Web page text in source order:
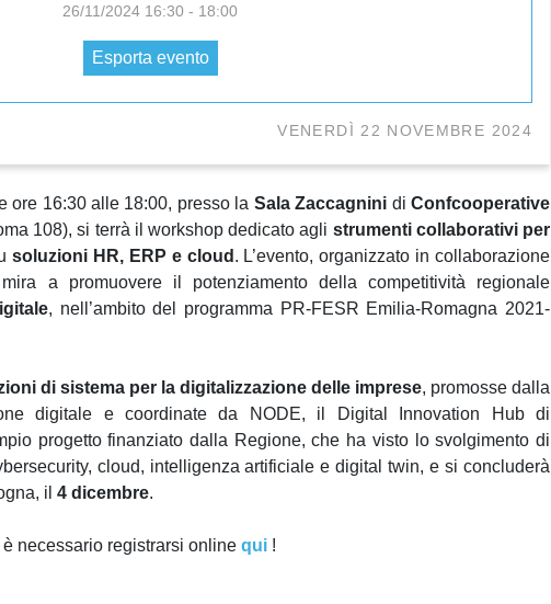
26/11/2024 16:30 - 18:00
Esporta evento
VENERDÌ 22 NOVEMBRE 2024
ore 16:30 alle 18:00, presso la Sala Zaccagnini diConfcooperative
108), si terrà il workshop dedicato agli strumenti collaborativi per
soluzioni HR, ERP e cloud . L’evento, organizzato in collaborazione
a promuovere il potenziamento della competitività regionale
, nell’ambito del programma PR-FESR Emilia-Romagna 2021-
di sistema per la digitalizzazione delle imprese, promosse dalla
digitale e coordinate da NODE, il Digital Innovation Hub di
progetto finanziato dalla Regione, che ha visto lo svolgimento di
cloud, intelligenza artificiale e digital twin, e si concluderà
il 4 dicembre.
necessario registrarsi online qui !